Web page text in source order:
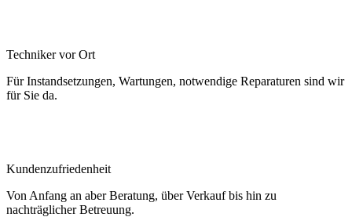
Techniker vor Ort
Für Instandsetzungen, Wartungen, notwendige Reparaturen sind wir
für Sie da.
Kundenzufriedenheit
Von Anfang an aber Beratung, über Verkauf bis hin zu
nachträglicher Betreuung.